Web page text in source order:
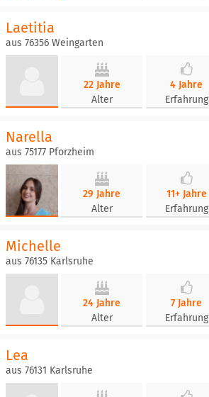
Laetitia
aus 76356 Weingarten
22 Jahre
Alter
4 Jahre
Erfahrung
Narella
aus 75177 Pforzheim
29 Jahre
Alter
11+ Jahre
Erfahrung
Michelle
aus 76135 Karlsruhe
24 Jahre
Alter
7 Jahre
Erfahrung
Lea
aus 76131 Karlsruhe